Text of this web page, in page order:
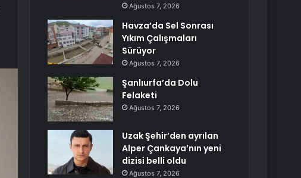
Ağustos 7, 2026
Havza’da Sel Sonrası
Yıkım Çalışmaları
Sürüyor
Ağustos 7, 2026
Şanlıurfa’da Dolu
Felaketi
Ağustos 7, 2026
Uzak Şehir’den ayrılan
Alper Çankaya’nın yeni
dizisi belli oldu
Ağustos 7, 2026